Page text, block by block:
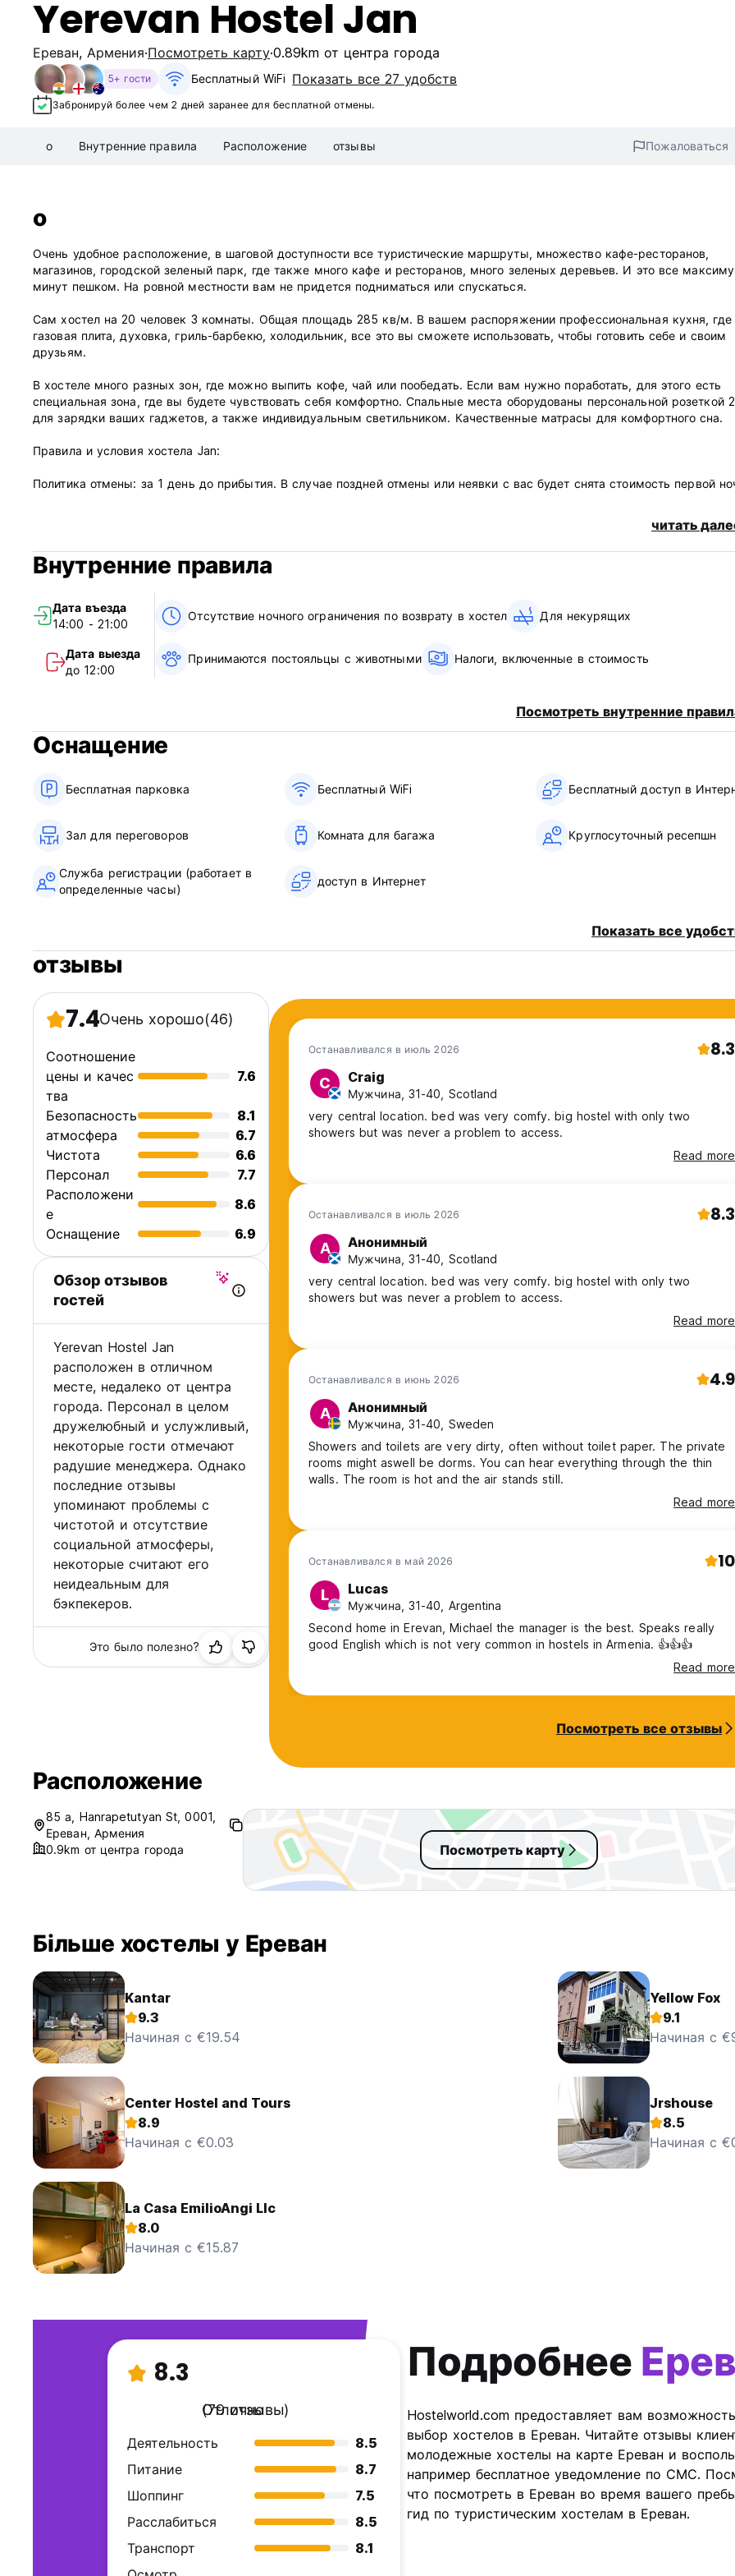
Yerevan Hostel Jan
Ереван, Армения Посмотреть карту 0.89km от центра города
5+ гости Бесплатный WiFi Показать все 27 удобств
Забронируй более чем 2 дней заранее для бесплатной отмены.
о Внутренние правила Расположение отзывы Пожаловаться
о
Очень удобное расположение, в шаговой доступности все туристические маршруты, множество кафе-ресторанов,
магазинов, городской зеленый парк, где также много кафе и ресторанов, много зеленых деревьев. И это все
минут пешком. На ровной местности вам не придется подниматься или спускаться.
Сам хостел на 20 человек 3 комнаты. Общая площадь 285 кв/м. В вашем распоряжении профессиональная кухня, где
газовая плита, духовка, гриль-барбекю, холодильник, все это вы сможете использовать, чтобы готовить себе и своим
друзьям.
В хостеле много разных зон, где можно выпить кофе, чай или пообедать. Если вам нужно поработать, для этого есть
специальная зона, где вы будете чувствовать себя комфортно. Спальные места оборудованы персональной розеткой
для зарядки ваших гаджетов, а также индивидуальным светильником. Качественные матрасы для комфортного сна.
Правила и условия хостела Jan:
Политика отмены: за 1 день до прибытия. В случае поздней отмены или неявки с вас будет снята стоимость первой
Выезд до 12.00
Оплата по прибытии наличными, кредитной и дебетовой картой.
Завтрак включен
Общий:
Круглосуточный прием.
Без комендантского часа
читать
Внутренние правила
Дата въезда
14:00 - 21:00
Дата выезда
до 12:00
Отсутствие ночного ограничения по возврату в хостел Для некурящих
Принимаются постояльцы с животными Налоги, включенные в стоимость
Посмотреть внутренние
Оснащение
Бесплатная парковка Бесплатный WiFi Бесплатный доступ в
Зал для переговоров Комната для багажа Круглосуточный ресепшн
Служба регистрации (работает в
определенные часы)
доступ в Интернет
Показать все
отзывы
7.4Очень хорошо(46)
Соотношение
цены и качес
тва
7.6
Безопасность
8.1
атмосфера
6.7
Чистота
6.6
Персонал
7.7
Расположени
е
8.6
Оснащение
6.9
Обзор отзывов
гостей
Yerevan Hostel Jan
расположен в отличном
месте, недалеко от центра
города. Персонал в целом
дружелюбный и услужливый,
некоторые гости отмечают
радушие менеджера. Однако
последние отзывы
упоминают проблемы с
чистотой и отсутствие
социальной атмосферы,
некоторые считают его
неидеальным для
бэкпекеров.
Это было полезно?
Останавливался в июль 2026 8.3
C Craig
Мужчина, 31-40, Scotland
very central location. bed was very comfy. big hostel with only two
showers but was never a problem to access.
Read more
Останавливался в июль 2026 8.3
А Анонимный
Мужчина, 31-40, Scotland
very central location. bed was very comfy. big hostel with only two
showers but was never a problem to access.
Read more
Останавливался в июнь 2026 4.9
А Анонимный
Мужчина, 31-40, Sweden
Showers and toilets are very dirty, often without toilet paper. The private
rooms might aswell be dorms. You can hear everything through the thin
walls. The room is hot and the air stands still.
Read more
Останавливался в май 2026 10
L Lucas
Мужчина, 31-40, Argentina
Second home in Erevan, Michael the manager is the best. Speaks really
good English which is not very common in hostels in Armenia. 👍👍👍
Read more
Посмотреть все отзывы
Расположение
85 а, Hanrapetutyan St, 0001,
Ереван, Армения
0.9km от центра города
Посмотреть карту
Більше хостелы у Ереван
Kantar
9.3
Начиная с €19.54
Yellow Fox
9.1
Начиная с
Center Hostel and Tours
8.9
Начиная с €0.03
Jrshouse
8.5
Начиная с
La Casa EmilioAngi Llc
8.0
Начиная с €15.87
8.3
Отлично
(79 отзывы)
Деятельность
8.5
Питание
8.7
Шоппинг
7.5
Расслабиться
8.5
Транспорт
8.1
Подробнее
Hostelworld.com предоставляет вам
выбор хостелов в Ереван. Читайте отзывы
молодежные хостелы на карте Ереван и
например бесплатное уведомление по СМС.
что посмотреть в Ереван во время вашего
гид по туристическим хостелам в Ереван.